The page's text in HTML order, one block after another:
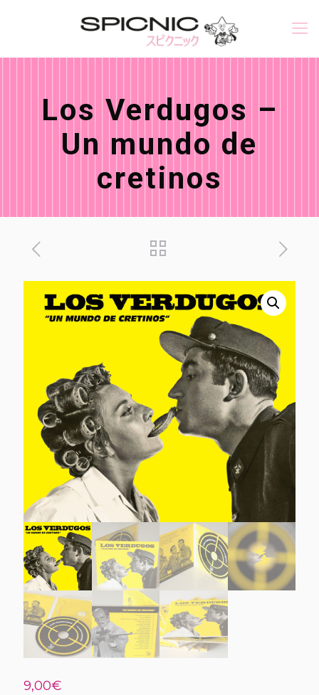
Los Verdugos –
Un mundo de
cretinos
9,00€